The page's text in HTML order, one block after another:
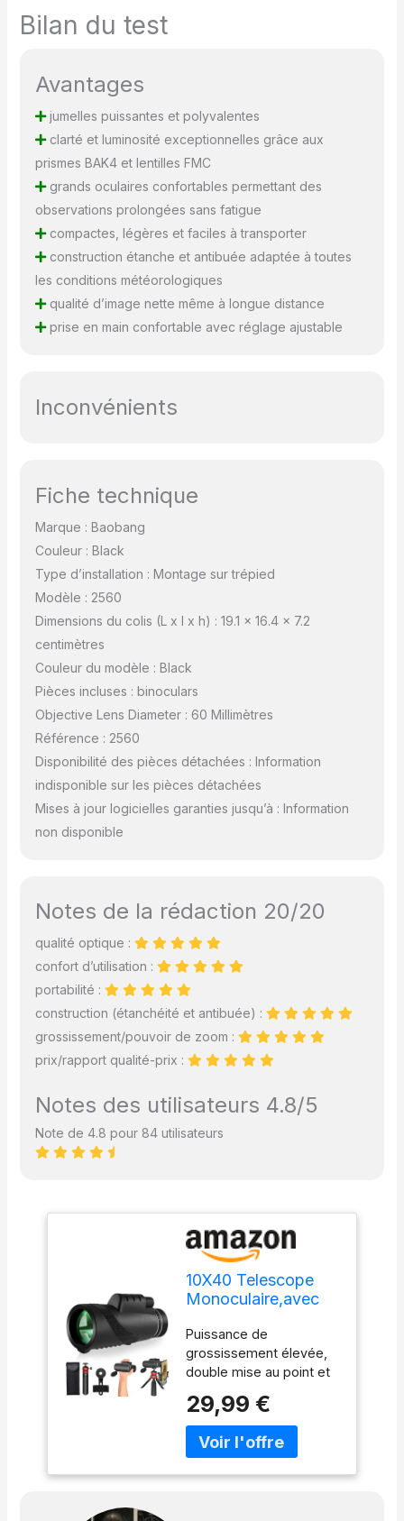
Bilan du test
Avantages
jumelles puissantes et polyvalentes
clarté et luminosité exceptionnelles grâce aux
prismes BAK4 et lentilles FMC
grands oculaires confortables permettant des
observations prolongées sans fatigue
compactes, légères et faciles à transporter
construction étanche et antibuée adaptée à toutes
les conditions météorologiques
qualité d’image nette même à longue distance
prise en main confortable avec réglage ajustable
Inconvénients
Fiche technique
Marque : Baobang
Couleur : Black
Type d’installation : Montage sur trépied
Modèle : 2560
Dimensions du colis (L x l x h) : 19.1 x 16.4 x 7.2
centimètres
Couleur du modèle : Black
Pièces incluses : binoculars
Objective Lens Diameter : 60 Millimètres
Référence : 2560
Disponibilité des pièces détachées : Information
indisponible sur les pièces détachées
Mises à jour logicielles garanties jusqu’à : Information
non disponible
Notes de la rédaction 20/20
qualité optique :
confort d’utilisation :
portabilité :
construction (étanchéité et antibuée) :
grossissement/pouvoir de zoom :
prix/rapport qualité-prix :
Notes des utilisateurs 4.8/5
Note de 4.8 pour 84 utilisateurs
10X40 Telescope
Monoculaire,avec
Lentille, Jumelle
Monoculaire
Adultes,Grande
Oculaire Compact
Antibuée et Etanche
pour Chasse en
Plein air Concerts
Voyage Observation
Puissance de
grossissement élevée,
double mise au point et
large : ce télescope
monoculaire haute
puissance peut atteindre
29,99 €